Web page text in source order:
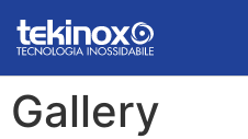
Gallery